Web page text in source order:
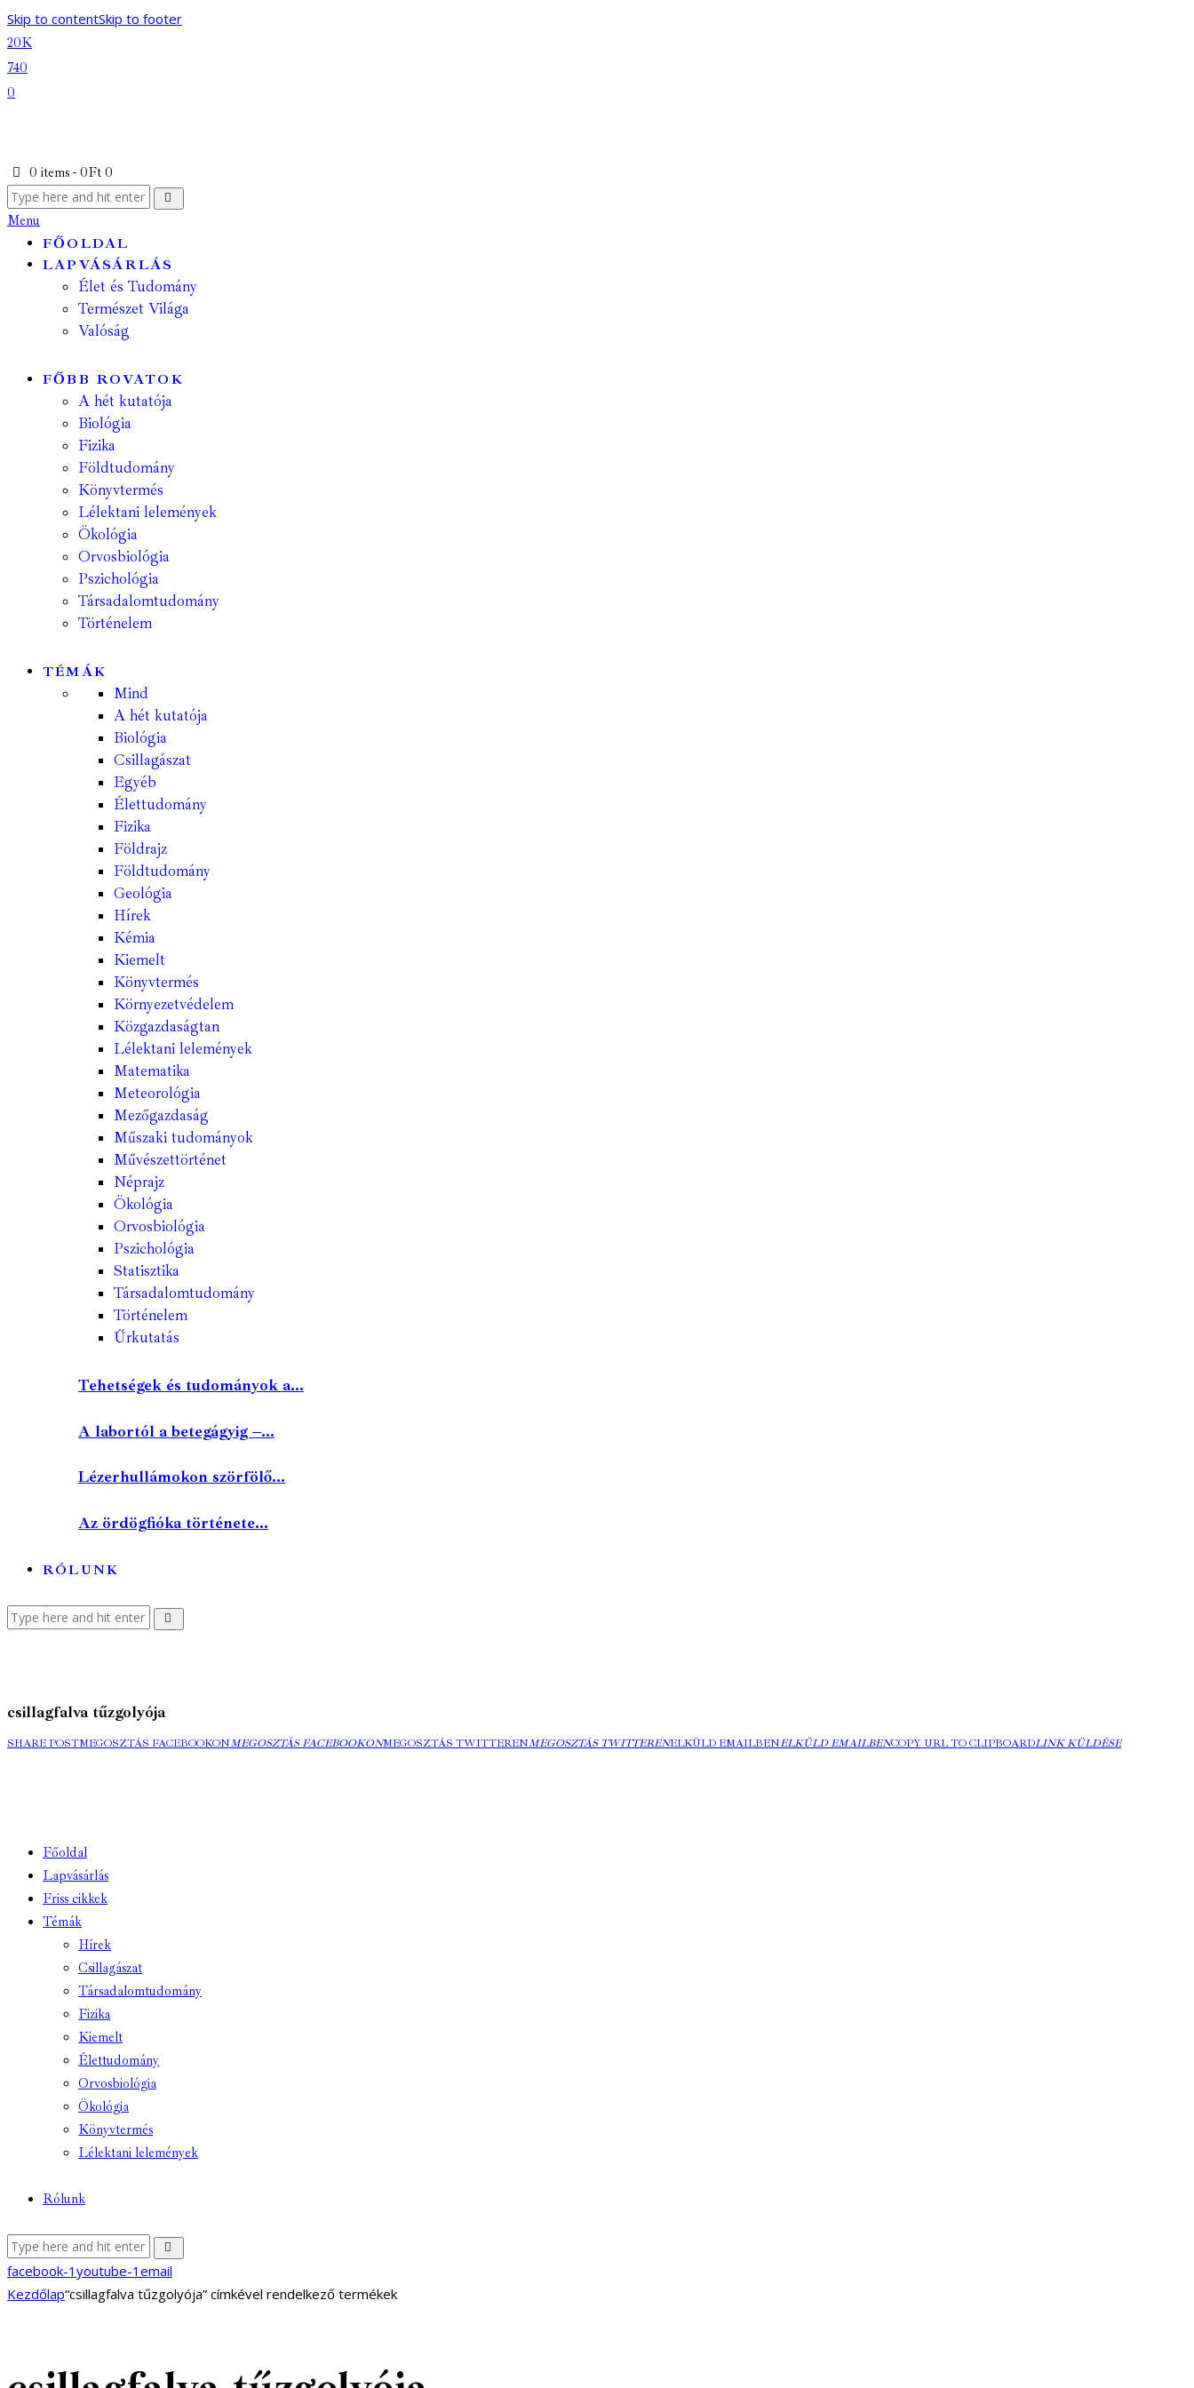
Skip to contentSkip to footer
20K
740
0
0 items - 0Ft 0
Menu
FŐOLDAL
LAPVÁSÁRLÁS
Élet és Tudomány
Természet Világa
Valóság
FŐBB ROVATOK
A hét kutatója
Biológia
Fizika
Földtudomány
Könyvtermés
Lélektani lelemények
Ökológia
Orvosbiológia
Pszichológia
Társadalomtudomány
Történelem
TÉMÁK
Mind
A hét kutatója
Biológia
Csillagászat
Egyéb
Élettudomány
Fizika
Földrajz
Földtudomány
Geológia
Hírek
Kémia
Kiemelt
Könyvtermés
Környezetvédelem
Közgazdaságtan
Lélektani lelemények
Matematika
Meteorológia
Mezőgazdaság
Műszaki tudományok
Művészettörténet
Néprajz
Ökológia
Orvosbiológia
Pszichológia
Statisztika
Társadalomtudomány
Történelem
Űrkutatás
Tehetségek és tudományok a...
A labortól a betegágyig –...
Lézerhullámokon szörfölő...
Az ördögfióka története...
RÓLUNK
csillagfalva tűzgolyója
SHARE POSTMEGOSZTÁS FACEBOOKONMEGOSZTÁS FACEBOOKONMEGOSZTÁS TWITTERENMEGOSZTÁS TWITTERENELKÜLD EMAILBENELKÜLD EMAILBENCOPY URL TO CLIPBOARDLINK KÜLDÉSE
Főoldal
Lapvásárlás
Friss cikkek
Témák
Hírek
Csillagászat
Társadalomtudomány
Fizika
Kiemelt
Élettudomány
Orvosbiológia
Ökológia
Könyvtermés
Lélektani lelemények
Rólunk
facebook-1 youtube-1 email
Kezdőlap“csillagfalva tűzgolyója” címkével rendelkező termékek